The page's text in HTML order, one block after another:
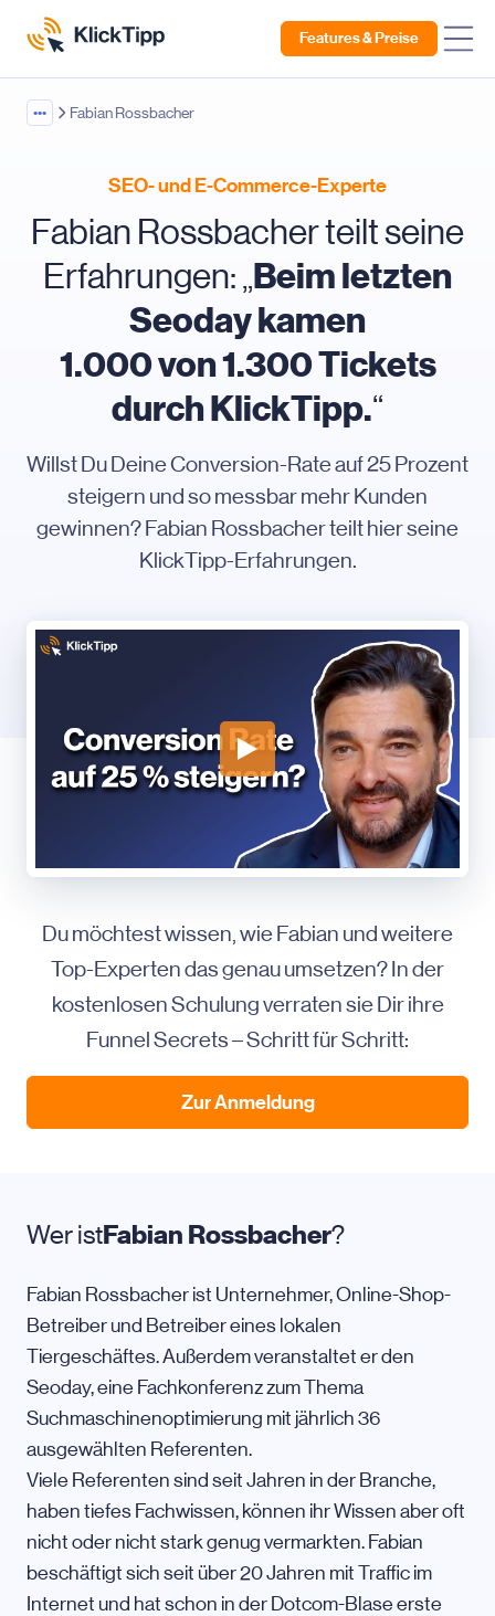
Features & Preise
••• Fabian Rossbacher
SEO- und E-Commerce-Experte
Fabian Rossbacher teilt seine
Erfahrungen: „Beim letzten
Seoday kamen
1.000 von 1.300 Tickets
durch KlickTipp.“
Willst Du Deine Conversion-Rate auf 25 Prozent
steigern und so messbar mehr Kunden
gewinnen? Fabian Rossbacher teilt hier seine
KlickTipp-Erfahrungen.
Du möchtest wissen, wie Fabian und weitere
Top-Experten das genau umsetzen? In der
kostenlosen Schulung verraten sie Dir ihre
Funnel Secrets – Schritt für Schritt:
Zur Anmeldung
Wer istFabian Rossbacher?
Fabian Rossbacher ist Unternehmer, Online-Shop-
Betreiber und Betreiber eines lokalen
Tiergeschäftes. Außerdem veranstaltet er den
Seoday, eine Fachkonferenz zum Thema
Suchmaschinenoptimierung mit jährlich 36
ausgewählten Referenten.
Viele Referenten sind seit Jahren in der Branche,
haben tiefes Fachwissen, können ihr Wissen aber oft
nicht oder nicht stark genug vermarkten. Fabian
beschäftigt sich seit über 20 Jahren mit Traffic im
Internet und hat schon in der Dotcom-Blase erste